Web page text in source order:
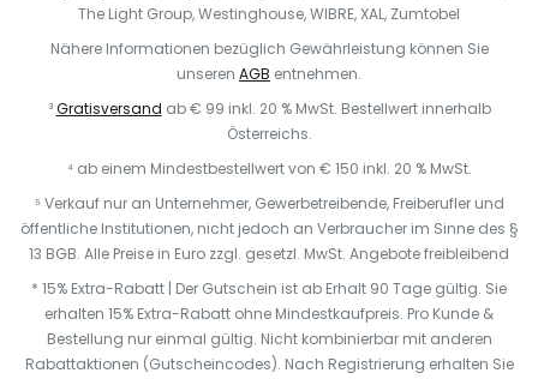
The Light Group, Westinghouse, WIBRE, XAL, Zumtobel
Nähere Informationen bezüglich Gewährleistung können Sie
unseren AGB entnehmen.
³Gratisversand ab € 99 inkl. 20 % MwSt. Bestellwert innerhalb
Österreichs.
⁴ ab einem Mindestbestellwert von € 150 inkl. 20 % MwSt.
⁵ Verkauf nur an Unternehmer, Gewerbetreibende, Freiberufler und
öffentliche Institutionen, nicht jedoch an Verbraucher im Sinne des §
13 BGB. Alle Preise in Euro zzgl. gesetzl. MwSt. Angebote freibleibend
* 15% Extra-Rabatt | Der Gutschein ist ab Erhalt 90 Tage gültig. Sie
erhalten 15% Extra-Rabatt ohne Mindestkaufpreis. Pro Kunde &
Bestellung nur einmal gültig. Nicht kombinierbar mit anderen
Rabattaktionen (Gutscheincodes). Nach Registrierung erhalten Sie